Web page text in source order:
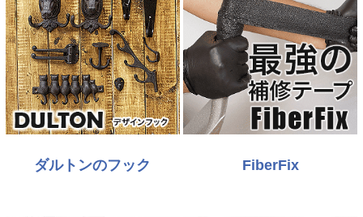
ダルトンのフック FiberFix